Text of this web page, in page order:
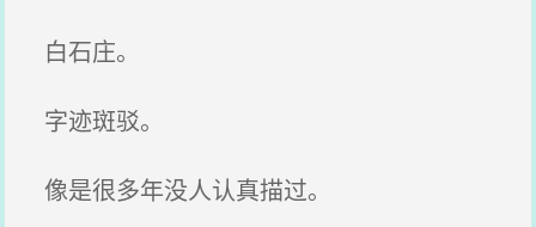
白石庄。
字迹斑驳。
像是很多年没人认真描过。